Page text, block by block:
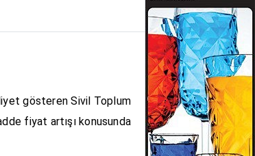
gösteren Sivil Toplum
fiyat artışı konusunda